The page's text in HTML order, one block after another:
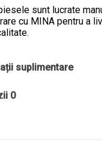
sunt lucrate
cu MINA pentru a
suplimentare
0